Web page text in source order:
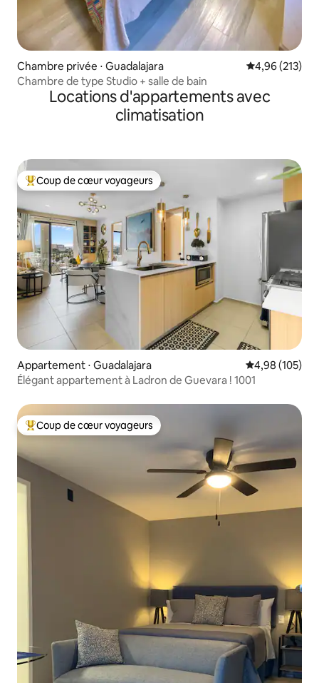
Chambre privée ⋅ Guadalajara Évaluation
4,96 (213)
Chambre de type Studio + salle de bain
Locations d'appartements avec
climatisation
Coups de cœur voyageurs les plus appréciés
Coup de cœur voyageurs
Appartement ⋅ Guadalajara Évaluation
4,98 (105)
Élégant appartement à Ladron de Guevara ! 1001
Coups de cœur voyageurs les plus appréciés
Coup de cœur voyageurs